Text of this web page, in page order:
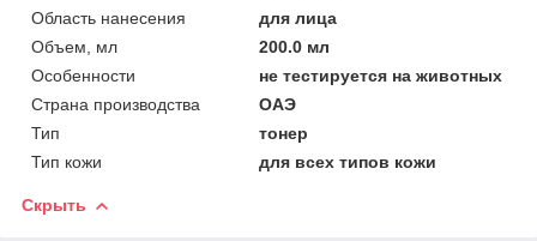
Область нанесения
для лица
Объем, мл
200.0 мл
Особенности
не тестируется на животных
Страна производства
ОАЭ
Тип
тонер
Тип кожи
для всех типов кожи
Скрыть